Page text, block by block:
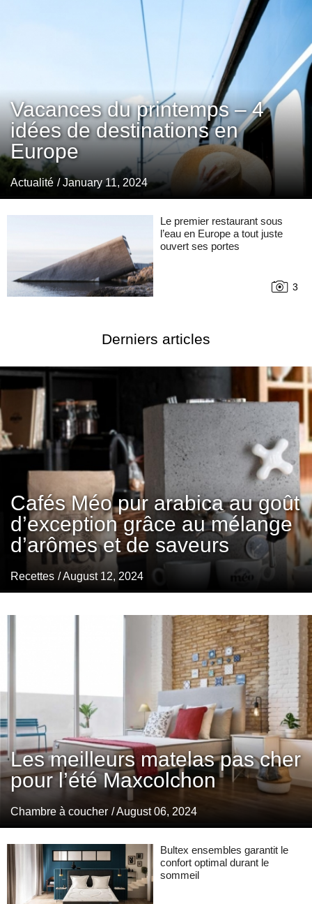
Vacances du printemps – 4
idées de destinations en
Europe
Actualité / January 11, 2024
Le premier restaurant sous
l’eau en Europe a tout juste
ouvert ses portes
3
Derniers articles
Cafés Méo pur arabica au goût
d’exception grâce au mélange
d’arômes et de saveurs
Recettes / August 12, 2024
Les meilleurs matelas pas cher
pour l’été Maxcolchon
Chambre à coucher / August 06, 2024
Bultex ensembles garantit le
confort optimal durant le
sommeil